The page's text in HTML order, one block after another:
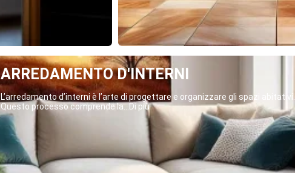
ARREDAMENTO D'INTERNI
L’arredamento d’interni è l’arte di progettare e organizzare gli spazi abitativi.
Questo processo comprende la...Di più